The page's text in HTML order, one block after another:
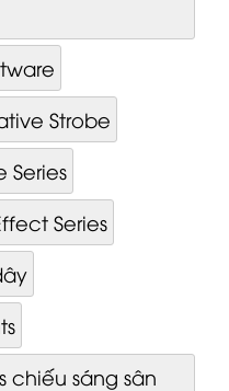
Strobe
Series
chiếu sáng sân